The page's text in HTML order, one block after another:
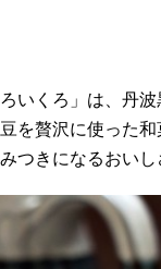
いくろ」は、丹
を贅沢に使った和
つきになるおいし